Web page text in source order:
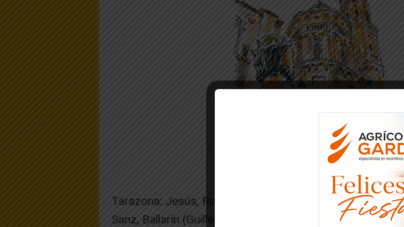
Tarazona: Jesús, Roger, Oli, Antonio, Carlos Javier, Roy
Sanz, Ballarín (Guille Alonso, 87), Frau, Pepo y Moha